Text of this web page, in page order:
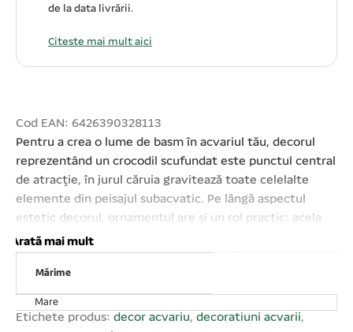
de la data livrării.
Citeste mai mult aici
Cod EAN: 6426390328113
Pentru a crea o lume de basm în acvariul tău, decorul
reprezentând un crocodil scufundat este punctul central
de atracţie, în jurul căruia gravitează toate celelalte
elemente din peisajul subacvatic. Pe lângă aspectul
estetic decorul, ornamentul are şi un rol practic: acela
de a oferi peştilor şi celorlalte vieţuitoare marine un
adăpost sau loc de refugiu în momentele când aceştea
se simt ameninţaţi. Decor realizat din argilă, nu modifică
caracteristicile fizico- chimice ale apei. Rezistent la
acţiunea apei, poate fi folosit cu succes atât în acvariile
Arată mai mult
Mărime
Mare
Etichete produs: decor acvariu, decoratiuni acvarii,